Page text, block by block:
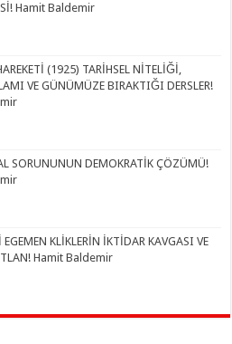
Hamit Baldemir
(1925) TARİHSEL NİTELİĞİ,
VE GÜNÜMÜZE BIRAKTIĞI DERSLER!
SORUNUNUN DEMOKRATİK ÇÖZÜMÜ!
KLİKLERİN İKTİDAR KAVGASI VE
Hamit Baldemir